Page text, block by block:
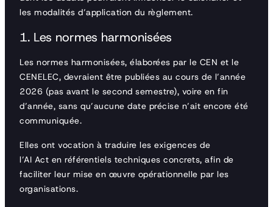
les modalités d’application du règlement.
1. Les normes harmonisées
Les normes harmonisées, élaborées par le CEN et le
CENELEC, devraient être publiées au cours de l’année
2026 (pas avant le second semestre), voire en fin
d’année, sans qu’aucune date précise n’ait encore été
communiquée.
Elles ont vocation à traduire les exigences de
l’AI Act en référentiels techniques concrets, afin de
faciliter leur mise en œuvre opérationnelle par les
organisations.